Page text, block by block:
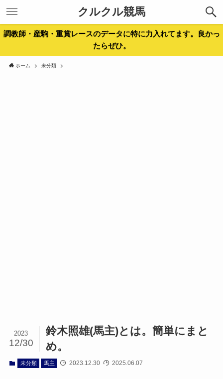
クルクル競馬
調教師・産駒・重賞レースのデータに特に力入れてます。良かっ
たらぜひ。
ホーム 未分類
鈴木照雄(馬主)とは。簡単にまと
め。
2023
12/30
未分類 馬主 2023.12.30 2025.06.07